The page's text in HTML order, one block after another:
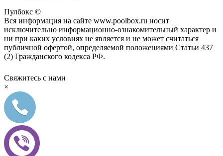
Пулбокс ©
Вся информация на сайте www.poolbox.ru носит
исключительно информационно-ознакомительный характер и
ни при каких условиях не является и не может считаться
публичной офертой, определяемой положениями Статьи 437
(2) Гражданского кодекса РФ.
Свяжитесь с нами
×